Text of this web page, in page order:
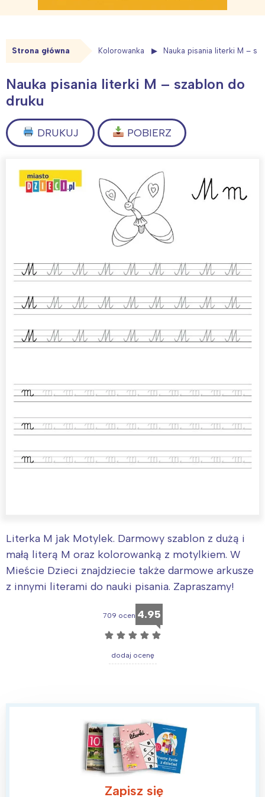
Strona główna Kolorowanka Nauka pisania literki M –
Nauka pisania literki M – szablon do
druku
DRUKUJ POBIERZ
Literka M jak Motylek. Darmowy szablon z dużą i
małą literą M oraz kolorowanką z motylkiem. W
Mieście Dzieci znajdziecie także darmowe arkusze
z innymi literami do nauki pisania. Zapraszamy!
709 ocen 4.95
☆ ☆ ☆ ☆ ☆
dodaj ocenę
Zapisz się